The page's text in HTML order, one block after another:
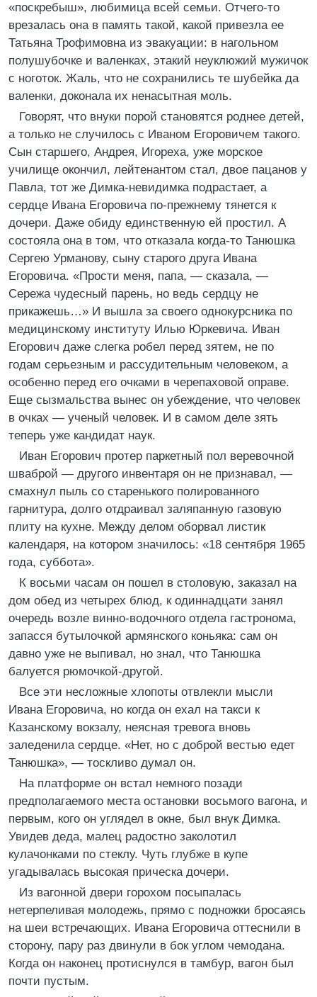
«поскребыш», любимица всей семьи. Отчего-то
врезалась она в память такой, какой привезла ее
Татьяна Трофимовна из эвакуации: в нагольном
полушубочке и валенках, этакий неуклюжий мужичок
с ноготок. Жаль, что не сохранились те шубейка да
валенки, доконала их ненасытная моль.
Говорят, что внуки порой становятся роднее детей,
а только не случилось с Иваном Егоровичем такого.
Сын старшего, Андрея, Игореха, уже морское
училище окончил, лейтенантом стал, двое пацанов у
Павла, тот же Димка-невидимка подрастает, а
сердце Ивана Егоровича по-прежнему тянется к
дочери. Даже обиду единственную ей простил. А
состояла она в том, что отказала когда-то Танюшка
Сергею Урманову, сыну старого друга Ивана
Егоровича. «Прости меня, папа, — сказала, —
Сережа чудесный парень, но ведь сердцу не
прикажешь…» И вышла за своего однокурсника по
медицинскому институту Илью Юркевича. Иван
Егорович даже слегка робел перед зятем, не по
годам серьезным и рассудительным человеком, а
особенно перед его очками в черепаховой оправе.
Еще сызмальства вынес он убеждение, что человек
в очках — ученый человек. И в самом деле зять
теперь уже кандидат наук.
Иван Егорович протер паркетный пол веревочной
шваброй — другого инвентаря он не признавал, —
смахнул пыль со старенького полированного
гарнитура, долго отдраивал заляпанную газовую
плиту на кухне. Между делом оборвал листик
календаря, на котором значилось: «18 сентября 1965
года, суббота».
К восьми часам он пошел в столовую, заказал на
дом обед из четырех блюд, к одиннадцати занял
очередь возле винно-водочного отдела гастронома,
запасся бутылочкой армянского коньяка: сам он
давно уже не выпивал, но знал, что Танюшка
балуется рюмочкой-другой.
Все эти несложные хлопоты отвлекли мысли
Ивана Егоровича, но когда он ехал на такси к
Казанскому вокзалу, неясная тревога вновь
заледенила сердце. «Нет, но с доброй вестью едет
Танюшка», — тоскливо думал он.
На платформе он встал немного позади
предполагаемого места остановки восьмого вагона, и
первым, кого он углядел в окне, был внук Димка.
Увидев деда, малец радостно заколотил
кулачонками по стеклу. Чуть глубже в купе
угадывалась высокая прическа дочери.
Из вагонной двери горохом посыпалась
нетерпеливая молодежь, прямо с подножки бросаясь
на шеи встречающих. Ивана Егоровича оттеснили в
сторону, пару раз двинули в бок углом чемодана.
Когда он наконец протиснулся в тамбур, вагон был
почти пустым.